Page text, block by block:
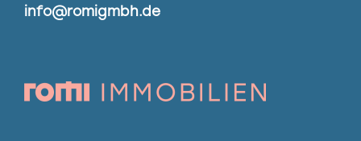
info@romigmbh.de